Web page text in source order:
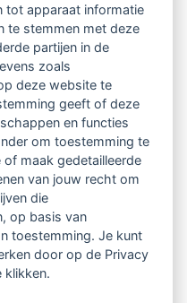
artikelen
tot apparaat informatie
te stemmen met deze
partijen in de
zoals
deze website te
geeft of deze
en functies
om toestemming te
maak gedetailleerde
van jouw recht om
die
op basis van
toestemming. Je kunt
door op de Privacy
klikken.